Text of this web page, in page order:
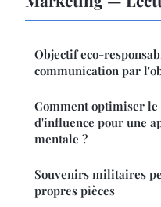
Objectif eco-
communication par
Comment optimiser le
d'influence pour une
mentale ?
Souvenirs militaires
propres pièces